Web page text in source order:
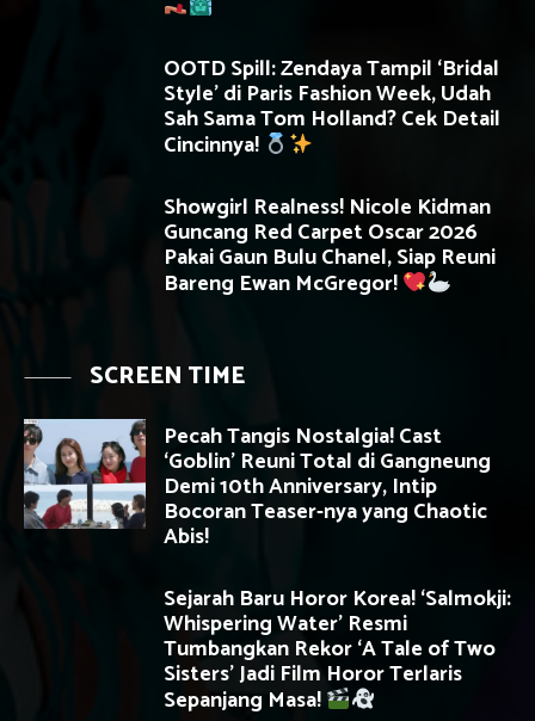
OOTD Spill: Zendaya Tampil ‘Bridal
Style’ di Paris Fashion Week, Udah
Sah Sama Tom Holland? Cek Detail
Cincinnya!
Showgirl Realness! Nicole Kidman
Guncang Red Carpet Oscar 2026
Pakai Gaun Bulu Chanel, Siap Reuni
Bareng Ewan McGregor!
SCREEN TIME
Pecah Tangis Nostalgia! Cast
‘Goblin’ Reuni Total di Gangneung
Demi 10th Anniversary, Intip
Bocoran Teaser-nya yang Chaotic
Abis!
Sejarah Baru Horor Korea! ‘Salmokji:
Whispering Water’ Resmi
Tumbangkan Rekor ‘A Tale of Two
Sisters’ Jadi Film Horor Terlaris
Sepanjang Masa!